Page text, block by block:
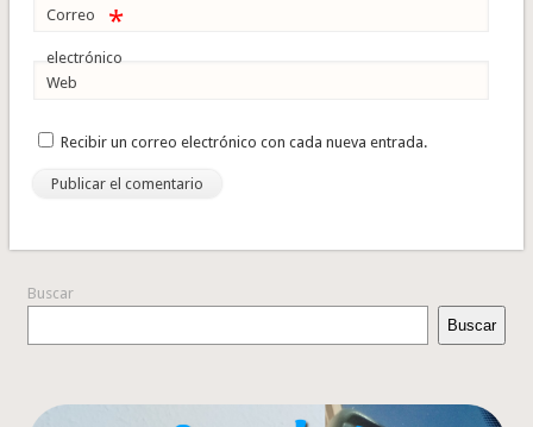
Correo
electrónico
*
Web
Recibir un correo electrónico con cada nueva entrada.
Buscar
Buscar